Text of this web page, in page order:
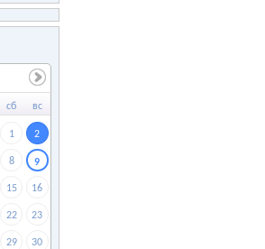
сб вс
1 2
8 9
15 16
22 23
29 30